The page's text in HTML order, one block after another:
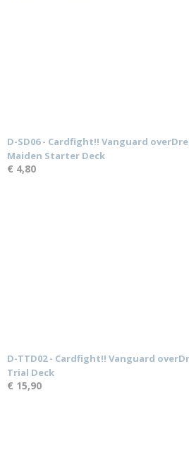
D-SD06 - Cardfight!! Vanguard
Maiden Starter Deck
€ 4,80
D-TTD02 - Cardfight!! Vanguard
Trial Deck
€ 15,90